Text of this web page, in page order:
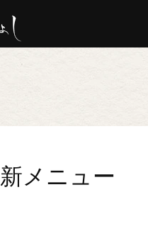
新メニュー